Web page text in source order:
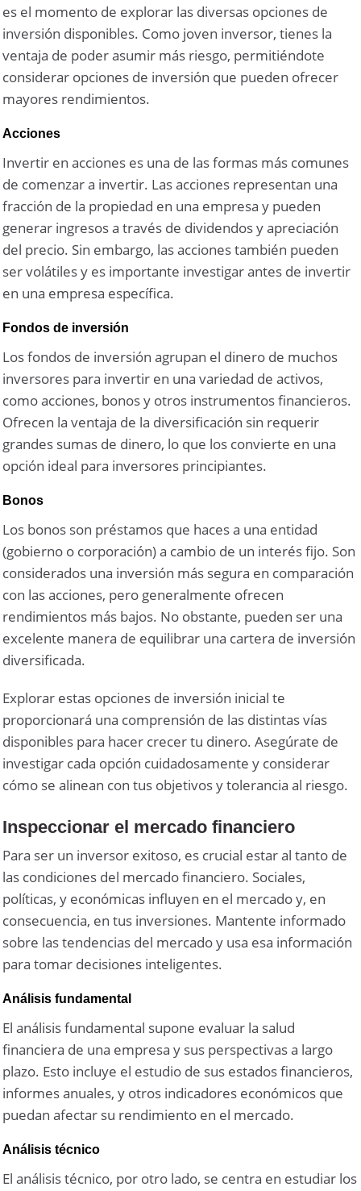
es el momento de explorar las diversas opciones de
inversión disponibles. Como joven inversor, tienes la
ventaja de poder asumir más riesgo, permitiéndote
considerar opciones de inversión que pueden ofrecer
mayores rendimientos.
Acciones
Invertir en acciones es una de las formas más comunes
de comenzar a invertir. Las acciones representan una
fracción de la propiedad en una empresa y pueden
generar ingresos a través de dividendos y apreciación
del precio. Sin embargo, las acciones también pueden
ser volátiles y es importante investigar antes de invertir
en una empresa específica.
Fondos de inversión
Los fondos de inversión agrupan el dinero de muchos
inversores para invertir en una variedad de activos,
como acciones, bonos y otros instrumentos financieros.
Ofrecen la ventaja de la diversificación sin requerir
grandes sumas de dinero, lo que los convierte en una
opción ideal para inversores principiantes.
Bonos
Los bonos son préstamos que haces a una entidad
(gobierno o corporación) a cambio de un interés fijo. Son
considerados una inversión más segura en comparación
con las acciones, pero generalmente ofrecen
rendimientos más bajos. No obstante, pueden ser una
excelente manera de equilibrar una cartera de inversión
diversificada.
Explorar estas opciones de inversión inicial te
proporcionará una comprensión de las distintas vías
disponibles para hacer crecer tu dinero. Asegúrate de
investigar cada opción cuidadosamente y considerar
cómo se alinean con tus objetivos y tolerancia al riesgo.
Inspeccionar el mercado financiero
Para ser un inversor exitoso, es crucial estar al tanto de
las condiciones del mercado financiero. Sociales,
políticas, y económicas influyen en el mercado y, en
consecuencia, en tus inversiones. Mantente informado
sobre las tendencias del mercado y usa esa información
para tomar decisiones inteligentes.
Análisis fundamental
El análisis fundamental supone evaluar la salud
financiera de una empresa y sus perspectivas a largo
plazo. Esto incluye el estudio de sus estados financieros,
informes anuales, y otros indicadores económicos que
puedan afectar su rendimiento en el mercado.
Análisis técnico
El análisis técnico, por otro lado, se centra en estudiar los